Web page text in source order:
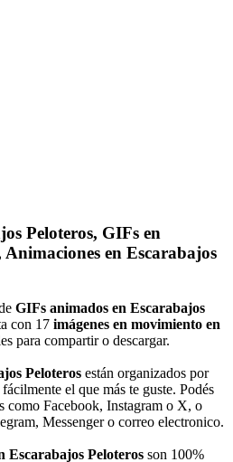
Peloteros, GIFs en
Animaciones en Escarabajos
GIFs animados en Escarabajos
con 17 imágenes en movimiento en
para compartir o descargar.
Peloteros están organizados por
el que más te guste. Podés
como Facebook, Instagram o X, o
Messenger o correo electronico.
Escarabajos Peloteros son 100%